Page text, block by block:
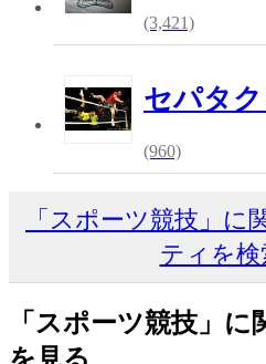
(3,421)
セパタ
(960)
「スポーツ競技」に
ティを検
「スポーツ競技」